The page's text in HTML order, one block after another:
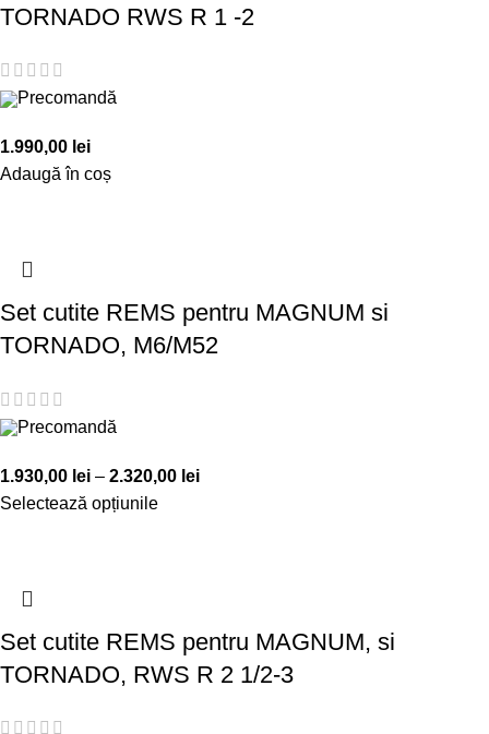
TORNADO RWS R 1 -2
Precomandă
1.990,00 lei
Adaugă în coș
Set cutite REMS pentru MAGNUM si
TORNADO, M6/M52
Precomandă
1.930,00 lei – 2.320,00 lei
Selectează opțiunile
Set cutite REMS pentru MAGNUM, si
TORNADO, RWS R 2 1/2-3